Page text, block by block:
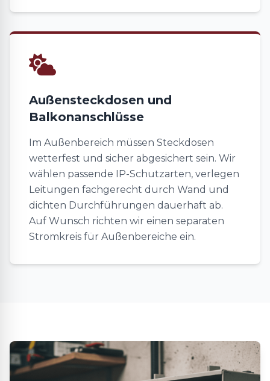
Außensteckdosen und
Balkonanschlüsse
Im Außenbereich müssen Steckdosen
wetterfest und sicher abgesichert sein. Wir
wählen passende IP-Schutzarten, verlegen
Leitungen fachgerecht durch Wand und
dichten Durchführungen dauerhaft ab.
Auf Wunsch richten wir einen separaten
Stromkreis für Außenbereiche ein.